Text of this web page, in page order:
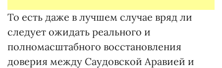
То есть даже в лучшем случае вряд ли
следует ожидать реального и
полномасштабного восстановления
доверия между Саудовской Аравией и